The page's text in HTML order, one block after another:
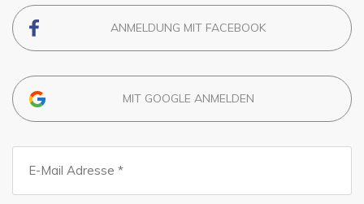
ANMELDUNG MIT FACEBOOK
MIT GOOGLE ANMELDEN